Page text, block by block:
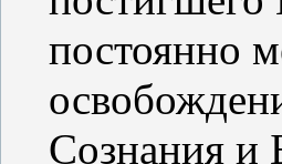
постоянно
Сознания и